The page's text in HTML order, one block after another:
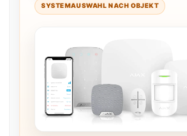
SYSTEMAUSWAHL NACH OBJEKT